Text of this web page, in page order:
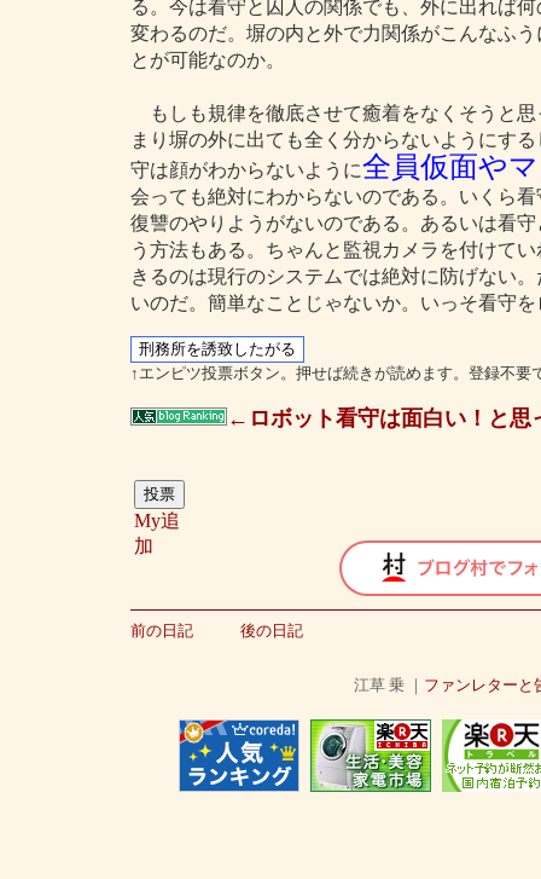
る。今は看守と囚人の関係でも、外に出れば
変わるのだ。塀の内と外で力関係がこんなふ
とが可能なのか。
もしも規律を徹底させて癒着をなくそうと
まり塀の外に出ても全く分からないようにす
守は顔がわからないように全員仮面や
会っても絶対にわからないのである。いくら
復讐のやりようがないのである。あるいは看
う方法もある。ちゃんと監視カメラを付けて
きるのは現行のシステムでは絶対に防げない
いのだ。簡単なことじゃないか。いっそ看守
↑エンピツ投票ボタン。押せば続きが読めます。登録不要
←ロボット看守は面白い！と思
My追
加
前の日記 後の日記
江草 乗 ｜ ファンレターと